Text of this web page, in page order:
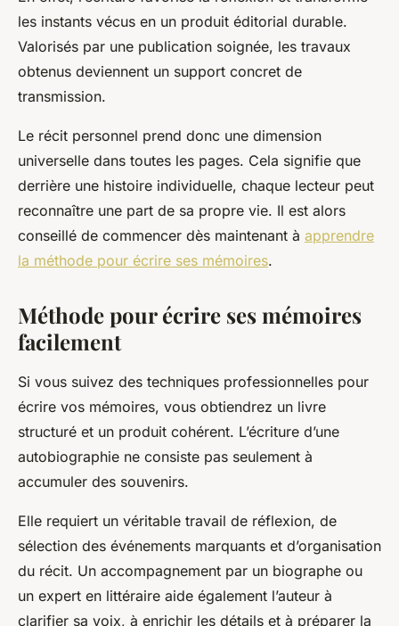
les instants vécus en un produit éditorial durable.
Valorisés par une publication soignée, les travaux
obtenus deviennent un support concret de
transmission.
Le récit personnel prend donc une dimension
universelle dans toutes les pages. Cela signifie que
derrière une histoire individuelle, chaque lecteur peut
reconnaître une part de sa propre vie. Il est alors
conseillé de commencer dès maintenant à apprendre
la méthode pour écrire ses mémoires.
Méthode pour écrire ses mémoires
facilement
Si vous suivez des techniques professionnelles pour
écrire vos mémoires, vous obtiendrez un livre
structuré et un produit cohérent. L’écriture d’une
autobiographie ne consiste pas seulement à
accumuler des souvenirs.
Elle requiert un véritable travail de réflexion, de
sélection des événements marquants et d’organisation
du récit. Un accompagnement par un biographe ou
un expert en littéraire aide également l’auteur à
clarifier sa voix, à enrichir les détails et à préparer la